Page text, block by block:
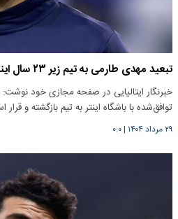
تبعید مهدی طارمی به تیم زیر ۲۳ سال اینتر تکذیب شد
خبرنگار ایتالیایی در صفحه مجازی خود
توافق‌شده با باشگاه اینتر به تیم بازگشته و
۲۹ مرداد ۱۴۰۴ |۰:۰